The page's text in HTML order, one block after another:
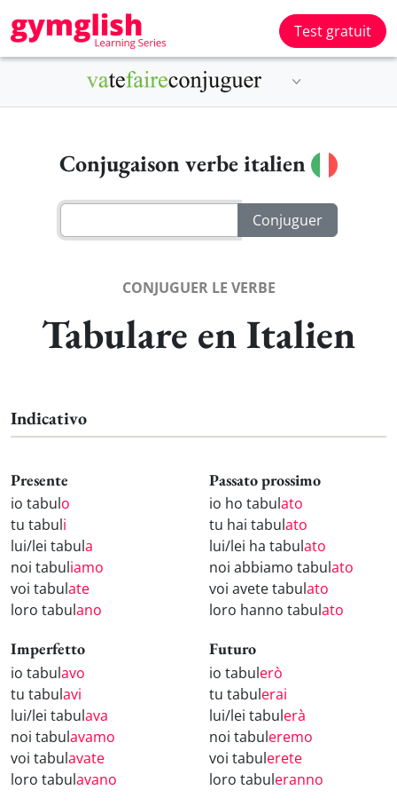
Test gratuit
Conjugaison verbe italien
CONJUGUER LE VERBE
Tabulare en Italien
Indicativo
Presente
io tabulo
tu tabuli
lui/lei tabula
noi tabuliamo
voi tabulate
loro tabulano
Passato prossimo
io ho tabulato
tu hai tabulato
lui/lei ha tabulato
noi abbiamo tabulato
voi avete tabulato
loro hanno tabulato
Imperfetto
io tabulavo
tu tabulavi
lui/lei tabulava
noi tabulavamo
voi tabulavate
loro tabulavano
Futuro
io tabulerò
tu tabulerai
lui/lei tabulerà
noi tabuleremo
voi tabulerete
loro tabuleranno